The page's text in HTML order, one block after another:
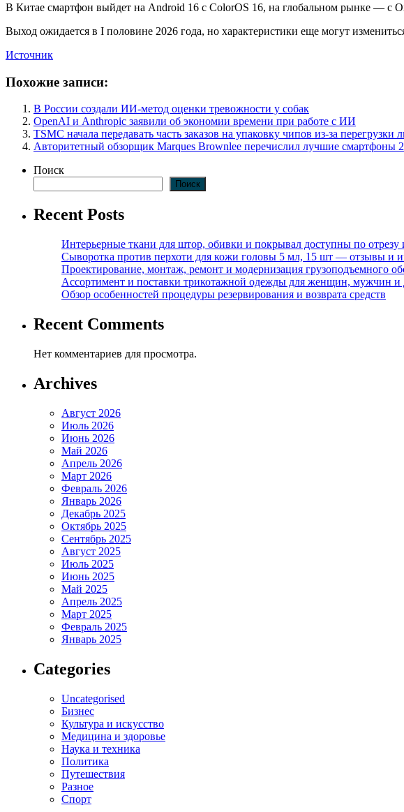
В Китае смартфон выйдет на Android 16 с ColorOS 16, на глобальном рынке — с
Выход ожидается в I половине 2026 года, но характеристики еще могут
Источник
Похожие записи:
В России создали ИИ-метод оценки тревожности у собак
OpenAI и Anthropic заявили об экономии времени при работе с ИИ
TSMC начала передавать часть заказов на упаковку чипов из-за перегрузки
Авторитетный обзорщик Marques Brownlee перечислил лучшие смартфоны
Поиск
Поиск
Recent Posts
Интерьерные ткани для штор, обивки и покрывал доступны по
Сыворотка против перхоти для кожи головы 5 мл, 15 шт — отзывы и
Проектирование, монтаж, ремонт и модернизация грузоподъемного
Ассортимент и поставки трикотажной одежды для женщин, мужчин и
Обзор особенностей процедуры резервирования и возврата средств
Recent Comments
Нет комментариев для просмотра.
Archives
Август 2026
Июль 2026
Июнь 2026
Май 2026
Апрель 2026
Март 2026
Февраль 2026
Январь 2026
Декабрь 2025
Октябрь 2025
Сентябрь 2025
Август 2025
Июль 2025
Июнь 2025
Май 2025
Апрель 2025
Март 2025
Февраль 2025
Январь 2025
Categories
Uncategorised
Бизнес
Культура и искусство
Медицина и здоровье
Наука и техника
Политика
Путешествия
Разное
Спорт